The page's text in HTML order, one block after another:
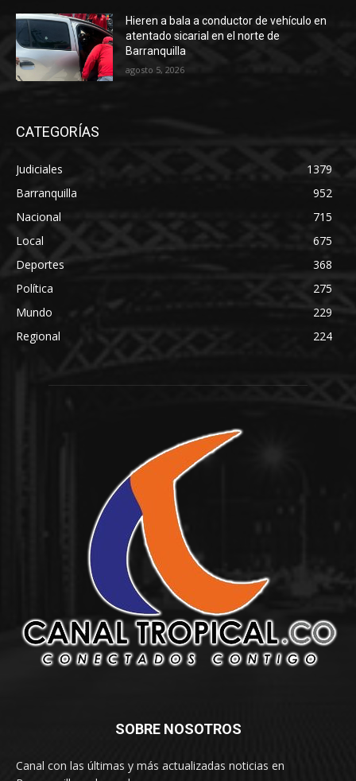
Hieren a bala a conductor de vehículo en
atentado sicarial en el norte de
Barranquilla
agosto 5, 2026
CATEGORÍAS
Judiciales
1379
Barranquilla
952
Nacional
715
Local
675
Deportes
368
Política
275
Mundo
229
Regional
224
SOBRE NOSOTROS
Canal con las últimas y más actualizadas noticias en